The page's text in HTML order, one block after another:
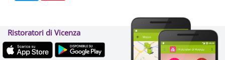
Ristoratori di Vicenza